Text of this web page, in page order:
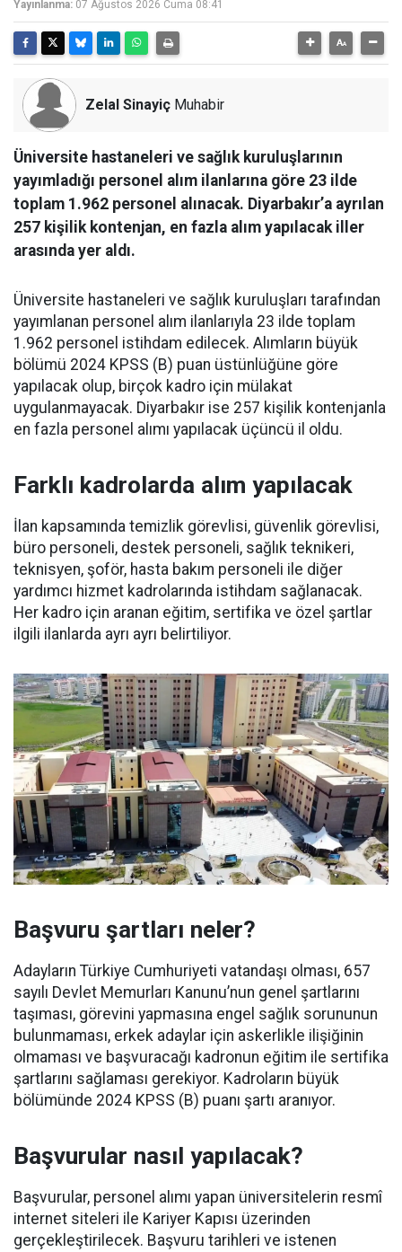
Yayınlanma: 07 Ağustos 2026 Cuma 08:41
Zelal Sinayiç Muhabir
Üniversite hastaneleri ve sağlık kuruluşlarının
yayımladığı personel alım ilanlarına göre 23 ilde
toplam 1.962 personel alınacak. Diyarbakır’a ayrılan
257 kişilik kontenjan, en fazla alım yapılacak iller
arasında yer aldı.
Üniversite hastaneleri ve sağlık kuruluşları tarafından
yayımlanan personel alım ilanlarıyla 23 ilde toplam
1.962 personel istihdam edilecek. Alımların büyük
bölümü 2024 KPSS (B) puan üstünlüğüne göre
yapılacak olup, birçok kadro için mülakat
uygulanmayacak. Diyarbakır ise 257 kişilik kontenjanla
en fazla personel alımı yapılacak üçüncü il oldu.
Farklı kadrolarda alım yapılacak
İlan kapsamında temizlik görevlisi, güvenlik görevlisi,
büro personeli, destek personeli, sağlık teknikeri,
teknisyen, şoför, hasta bakım personeli ile diğer
yardımcı hizmet kadrolarında istihdam sağlanacak.
Her kadro için aranan eğitim, sertifika ve özel şartlar
ilgili ilanlarda ayrı ayrı belirtiliyor.
Başvuru şartları neler?
Adayların Türkiye Cumhuriyeti vatandaşı olması, 657
sayılı Devlet Memurları Kanunu’nun genel şartlarını
taşıması, görevini yapmasına engel sağlık sorununun
bulunmaması, erkek adaylar için askerlikle ilişiğinin
olmaması ve başvuracağı kadronun eğitim ile sertifika
şartlarını sağlaması gerekiyor. Kadroların büyük
bölümünde 2024 KPSS (B) puanı şartı aranıyor.
Başvurular nasıl yapılacak?
Başvurular, personel alımı yapan üniversitelerin resmî
internet siteleri ile Kariyer Kapısı üzerinden
gerçekleştirilecek. Başvuru tarihleri ve istenen